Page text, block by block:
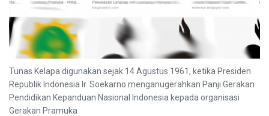
Tunas Kelapa digunakan sejak 14 Agustus 1961, ketika Presiden
Republik Indonesia Ir. Soekarno menganugerahkan Panji Gerakan
Pendidikan Kepanduan Nasional Indonesia kepada organisasi
Gerakan Pramuka